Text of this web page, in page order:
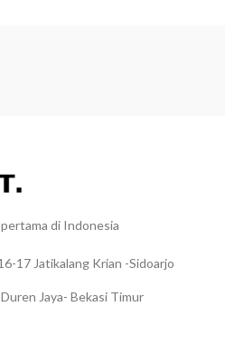
di Indonesia
17 Jatikalang Krian -Sidoarjo
Jaya- Bekasi Timur